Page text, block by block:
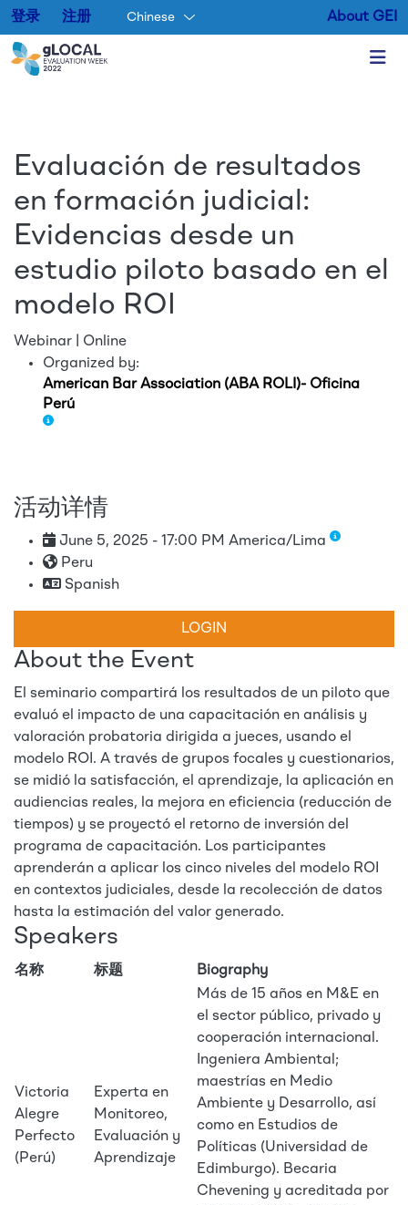
登录 注册 Chinese About GEI
Evaluación de resultados
en formación judicial:
Evidencias desde un
estudio piloto basado en el
modelo ROI
Webinar | Online
Organized by:
American Bar Association (ABA ROLI)- Oficina
Perú
About the Event
El seminario compartirá los resultados de un piloto que
evaluó el impacto de una capacitación en análisis y
valoración probatoria dirigida a jueces, usando el
modelo ROI. A través de grupos focales y cuestionarios,
se midió la satisfacción, el aprendizaje, la aplicación en
audiencias reales, la mejora en eficiencia (reducción de
tiempos) y se proyectó el retorno de inversión del
programa de capacitación. Los participantes
aprenderán a aplicar los cinco niveles del modelo ROI
en contextos judiciales, desde la recolección de datos
hasta la estimación del valor generado.
Speakers
名称 标题 Biography
Victoria
Alegre
Perfecto
(Perú)
Experta en
Monitoreo,
Evaluación y
Aprendizaje
Más de 15 años en M&E en
el sector público, privado y
cooperación internacional.
Ingeniera Ambiental;
maestrías en Medio
Ambiente y Desarrollo, así
como en Estudios de
Políticas (Universidad de
Edimburgo). Becaria
Chevening y acreditada por
活动详情
June 5, 2025 - 17:00 PM America/Lima
Peru
Spanish
LOGIN